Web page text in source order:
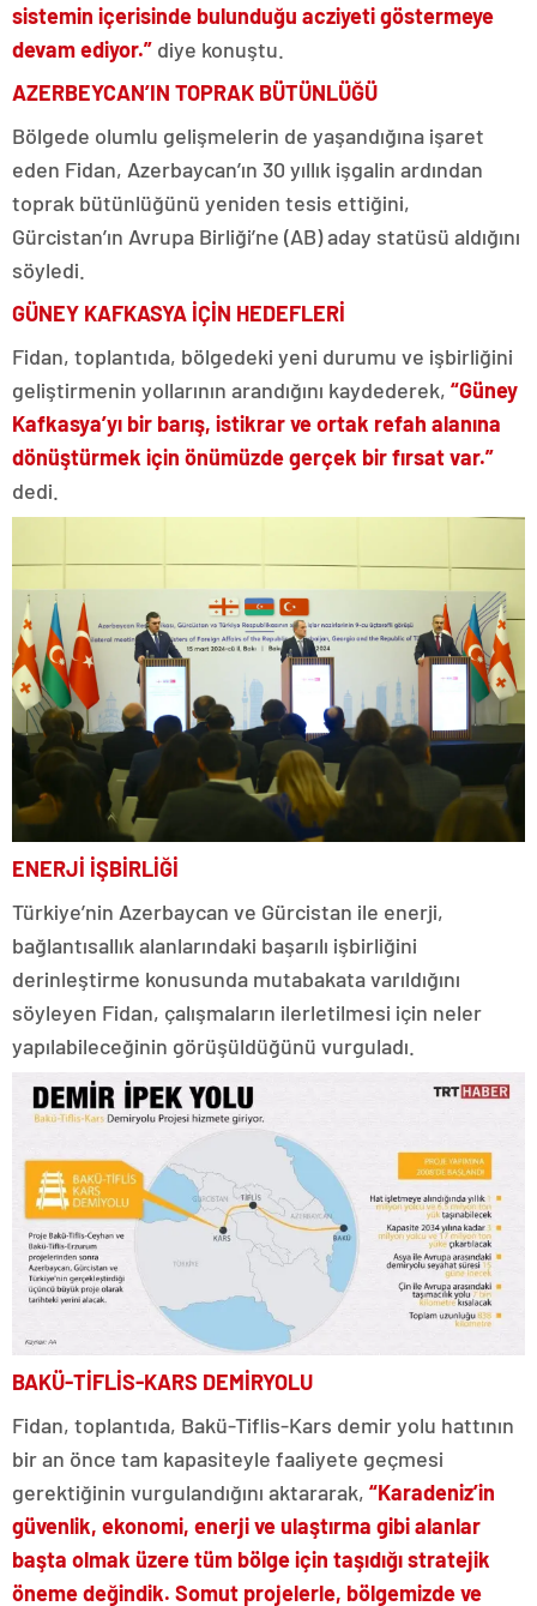
sistemin içerisinde bulunduğu acziyeti göstermeye
devam ediyor.” diye konuştu.
AZERBEYCAN’IN TOPRAK BÜTÜNLÜĞÜ
Bölgede olumlu gelişmelerin de yaşandığına işaret
eden Fidan, Azerbaycan’ın 30 yıllık işgalin ardından
toprak bütünlüğünü yeniden tesis ettiğini,
Gürcistan’ın Avrupa Birliği’ne (AB) aday statüsü aldığını
söyledi.
GÜNEY KAFKASYA İÇİN HEDEFLERİ
Fidan, toplantıda, bölgedeki yeni durumu ve işbirliğini
geliştirmenin yollarının arandığını kaydederek, “Güney
Kafkasya’yı bir barış, istikrar ve ortak refah alanına
dönüştürmek için önümüzde gerçek bir fırsat var.”
dedi.
ENERJİ İŞBİRLİĞİ
Türkiye’nin Azerbaycan ve Gürcistan ile enerji,
bağlantısallık alanlarındaki başarılı işbirliğini
derinleştirme konusunda mutabakata varıldığını
söyleyen Fidan, çalışmaların ilerletilmesi için neler
yapılabileceğinin görüşüldüğünü vurguladı.
BAKÜ-TİFLİS-KARS DEMİRYOLU
Fidan, toplantıda, Bakü-Tiflis-Kars demir yolu hattının
bir an önce tam kapasiteyle faaliyete geçmesi
gerektiğinin vurgulandığını aktararak, “Karadeniz’in
güvenlik, ekonomi, enerji ve ulaştırma gibi alanlar
başta olmak üzere tüm bölge için taşıdığı stratejik
öneme değindik. Somut projelerle, bölgemizde ve